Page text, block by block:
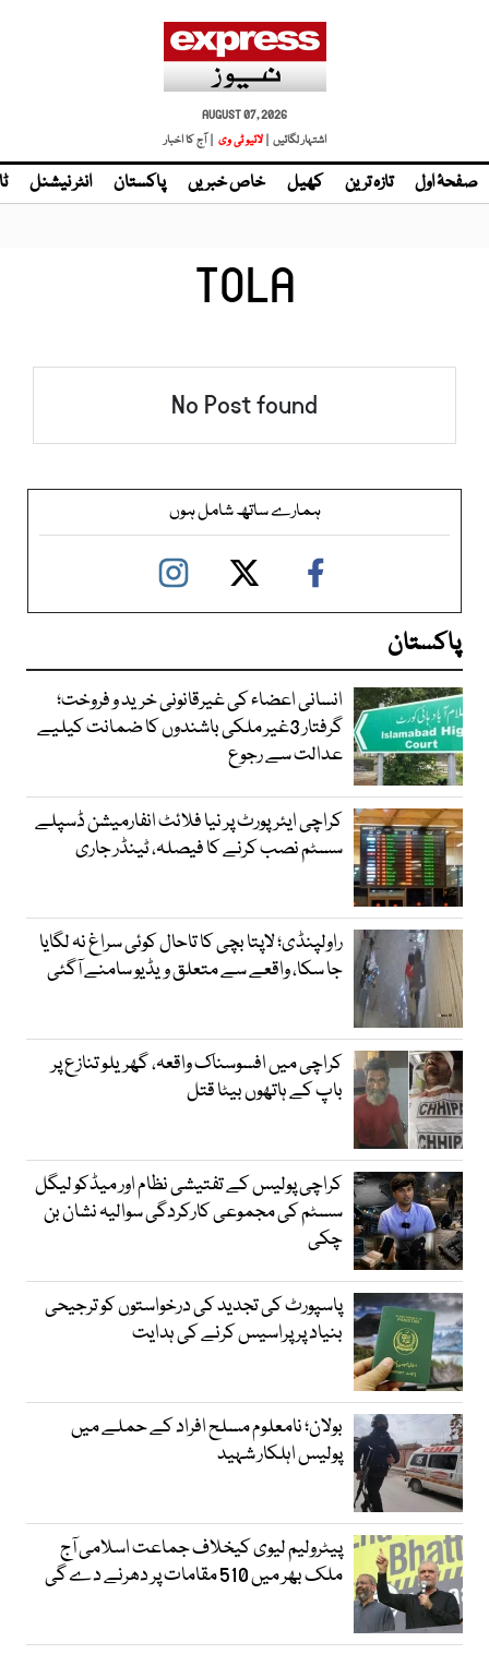
AUGUST 07, 2026
اشتہار لگائیں | لائیو ٹی وی | آج کا اخبار
صفحۂ اول تازہ ترین کھیل خاص خبریں پاکستان انٹر نیشنل
TOLA
No Post found
ہمارے ساتھ شامل ہوں
پاکستان
انسانی اعضاء کی غیرقانونی خرید و فروخت؛
گرفتار 3غیر ملکی باشندوں کا ضمانت کیلیے
عدالت سے رجوع
کراچی ایئرپورٹ پر نیا فلائٹ انفارمیشن ڈسپلے
سسٹم نصب کرنے کا فیصلہ، ٹینڈر جاری
راولپنڈی؛ لاپتا بچی کا تاحال کوئی سراغ نہ لگایا
جا سکا، واقعے سے متعلق ویڈیو سامنے آگئی
کراچی میں افسوسناک واقعہ، گھریلو تنازع پر
باپ کے ہاتھوں بیٹا قتل
کراچی پولیس کے تفتیشی نظام اور میڈکو لیگل
سسٹم کی مجموعی کارکردگی سوالیہ نشان بن
چکی
پاسپورٹ کی تجدید کی درخواستوں کو ترجیحی
بنیاد پر پراسیس کرنے کی ہدایت
بولان؛ نامعلوم مسلح افراد کے حملے میں
پولیس اہلکار شہید
پیٹرولیم لیوی کیخلاف جماعت اسلامی آج
ملک بھر میں 510 مقامات پر دھرنے دے گی